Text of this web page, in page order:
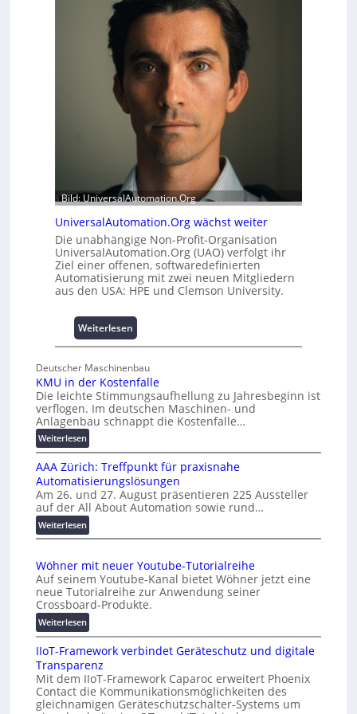
a
t
A
b
a
u
h
e
m
m
n
i
s
e
c
h
a
f
f
m
u
l
e
i
t
0
u
n
4
0
A
Bild: UniversalAutomation.Org
UniversalAutomation.Org wächst weiter
Die unabhängige Non-Profit-Organisation
UniversalAutomation.Org (UAO) verfolgt ihr
Ziel einer offenen, softwaredefinierten
Automatisierung mit zwei neuen Mitgliedern
aus den USA: HPE und Clemson University.
Weiterlesen:
U
i
v
e
r
l
A
u
t
m
t
i
o
O
g
w
ä
Deutscher Maschinenbau
KMU in der Kostenfalle
Die leichte Stimmungsaufhellung zu Jahresbeginn ist
verflogen. Im deutschen Maschinen- und
Anlagenbau schnappt die Kostenfalle…
Weiterlesen:
K
M
U
i
n
d
e
K
o
s
t
e
n
f
a
l
l
e
AAA Zürich: Treffpunkt für praxisnahe
Automatisierungslösungen
Am 26. und 27. August präsentieren 225 Aussteller
auf der All About Automation sowie rund…
Weiterlesen:
A
A
Z
ü
r
i
c
h
:
T
r
e
Wöhner mit neuer Youtube-Tutorialreihe
Auf seinem Youtube-Kanal bietet Wöhner jetzt eine
neue Tutorialreihe zur Anwendung seiner
Crossboard-Produkte.
Weiterlesen:
W
ö
h
n
e
r
IIoT-Framework verbindet Geräteschutz und digitale
Transparenz
Mit dem IIoT-Framework Caparoc erweitert Phoenix
Contact die Kommunikationsmöglichkeiten des
gleichnamigen Geräteschutzschalter-Systems um